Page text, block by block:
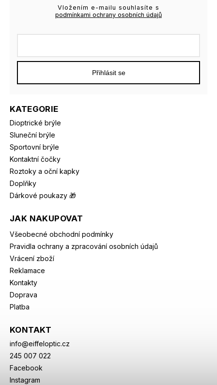
KATEGORIE
Dioptrické brýle
Sluneční brýle
Sportovní brýle
Kontaktní čočky
Roztoky a oční kapky
Doplňky
Dárkové poukazy 🎁
JAK NAKUPOVAT
Všeobecné obchodní podmínky
Pravidla ochrany a zpracování osobních údajů
Vrácení zboží
Reklamace
Kontakty
Doprava
Platba
KONTAKT
info@eiffeloptic.cz
245 007 022
Facebook
Instagram
Vložením e-mailu souhlasíte s
podmínkami ochrany osobních údajů
Přihlásit se